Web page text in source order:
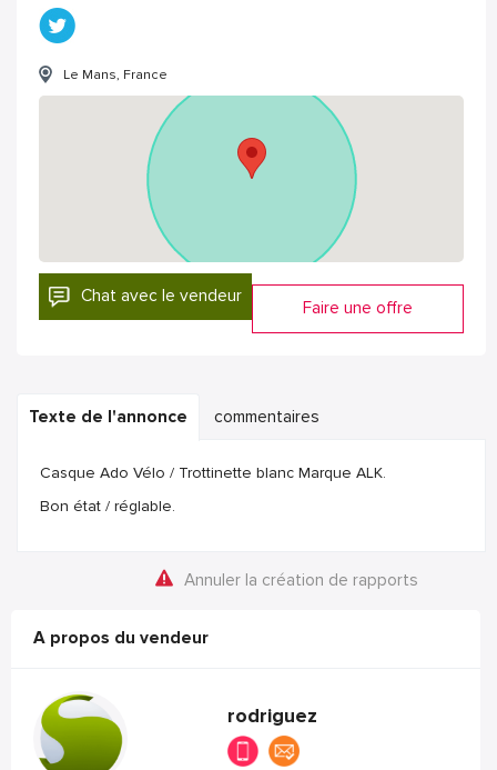
Le Mans, France
Chat avec le vendeur
Faire une offre
Texte de l'annonce commentaires
Casque Ado Vélo / Trottinette blanc Marque ALK.
Bon état / réglable.
Annuler la création de rapports
A propos du vendeur
rodriguez